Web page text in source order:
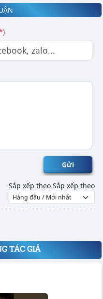
Gửi
Sắp xếp theo Sắp xếp theo
TÁC GIẢ